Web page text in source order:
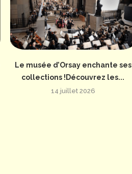
Le musée d’Orsay enchante ses
collections !Découvrez les...
14 juillet 2026